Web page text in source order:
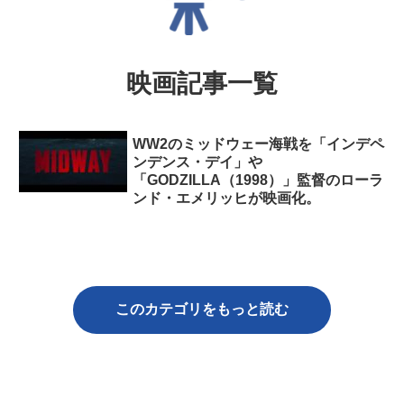
映画記事一覧
WW2のミッドウェー海戦を「インデペ
ンデンス・デイ」や
「GODZILLA（1998）」監督のローラ
ンド・エメリッヒが映画化。
このカテゴリをもっと読む